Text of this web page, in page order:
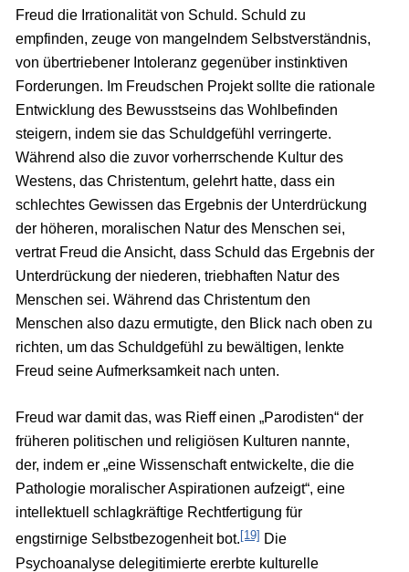
Freud die Irrationalität von Schuld. Schuld zu
empfinden, zeuge von mangelndem Selbstverständnis,
von übertriebener Intoleranz gegenüber instinktiven
Forderungen. Im Freudschen Projekt sollte die rationale
Entwicklung des Bewusstseins das Wohlbefinden
steigern, indem sie das Schuldgefühl verringerte.
Während also die zuvor vorherrschende Kultur des
Westens, das Christentum, gelehrt hatte, dass ein
schlechtes Gewissen das Ergebnis der Unterdrückung
der höheren, moralischen Natur des Menschen sei,
vertrat Freud die Ansicht, dass Schuld das Ergebnis der
Unterdrückung der niederen, triebhaften Natur des
Menschen sei. Während das Christentum den
Menschen also dazu ermutigte, den Blick nach oben zu
richten, um das Schuldgefühl zu bewältigen, lenkte
Freud seine Aufmerksamkeit nach unten.
Freud war damit das, was Rieff einen „Parodisten“ der
früheren politischen und religiösen Kulturen nannte,
der, indem er „eine Wissenschaft entwickelte, die die
Pathologie moralischer Aspirationen aufzeigt“, eine
intellektuell schlagkräftige Rechtfertigung für
engstirnige Selbstbezogenheit bot.[19] Die
Psychoanalyse delegitimierte ererbte kulturelle